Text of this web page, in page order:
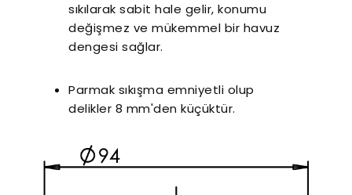
sıkılarak sabit hale gelir, konumu
değişmez ve mükemmel bir havuz
dengesi sağlar.
Parmak sıkışma emniyetli olup
delikler 8 mm'den küçüktür.